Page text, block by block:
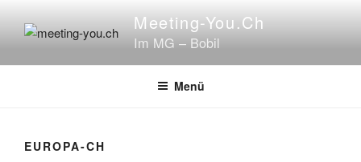
Inhalt
Meeting-You.ch
Im MG – Bobil
Menü
EUROPA-CH